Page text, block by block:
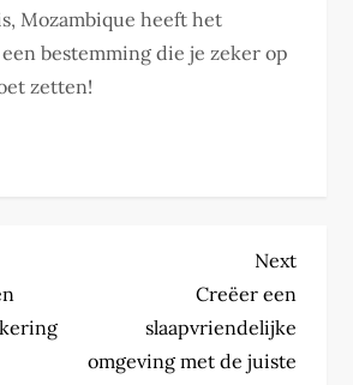
Mozambique heeft het
bestemming die je zeker op
zetten!
Next
Post
Next
Creëer een
slaapvriendelijke
omgeving met de juiste